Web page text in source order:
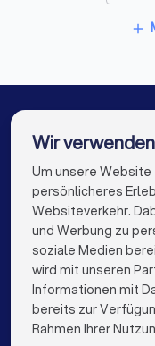
Energieberater in
Energieberater in
add
Die besten
info@trustlocal.de
FÜR
Wir
Um unsere Website
persönlicheres
Websiteverkehr.
und Werbung zu
soziale Medien
wird mit unseren
Informationen mit
bereits zur
Rahmen Ihrer